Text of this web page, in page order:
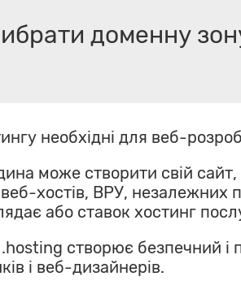
доменну
необхідні для веб-
може створити свій сайт,
хостів, ВРУ, незалежних
або ставок хостинг
створює безпечний і
і веб-дизайнерів.